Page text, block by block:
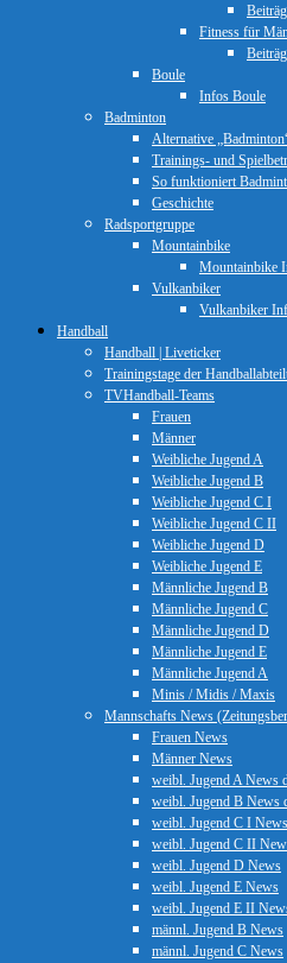
Fitness für
Boule
Infos Boule
Badminton
Alternative
Trainings- und
So funktioniert
Geschichte
Radsportgruppe
Mountainbike
Mountainbike
Vulkanbiker
Vulkanbiker
Handball
Handball | Liveticker
Trainingstage der
TVHandball-Teams
Frauen
Männer
Weibliche Jugend A
Weibliche Jugend B
Weibliche Jugend C I
Weibliche Jugend C II
Weibliche Jugend D
Weibliche Jugend E
Männliche Jugend B
Männliche Jugend C
Männliche Jugend D
Männliche Jugend E
Männliche Jugend A
Minis / Midis / Maxis
Mannschafts News
Frauen News
Männer News
weibl. Jugend A News
weibl. Jugend B News
weibl. Jugend C I News
weibl. Jugend C II
weibl. Jugend D News
weibl. Jugend E News
weibl. Jugend E II
männl. Jugend B News
männl. Jugend C News